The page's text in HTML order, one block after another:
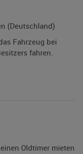
(Deutschland)
Fahrzeug bei
fahren.
Oldtimer mieten